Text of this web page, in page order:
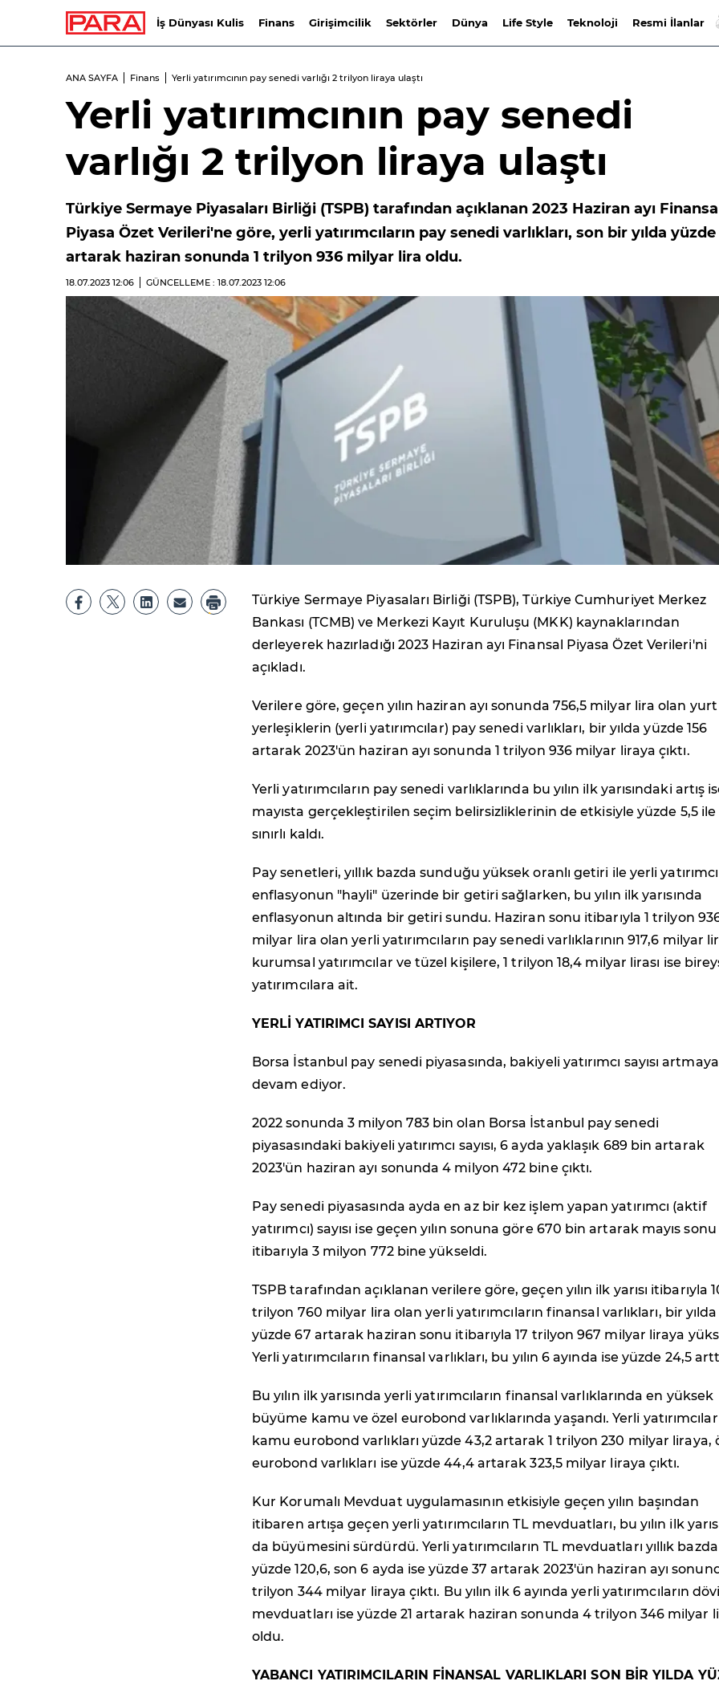
İş Dünyası Kulis Finans Girişimcilik Sektörler Dünya Life Style Teknoloji Resmi İlanlar
ANA SAYFA Finans Yerli yatırımcının pay senedi varlığı 2 trilyon liraya ulaştı
Yerli yatırımcının pay senedi
varlığı 2 trilyon liraya ulaştı
Türkiye Sermaye Piyasaları Birliği (TSPB) tarafından açıklanan 2023 Haziran ayı
Piyasa Özet Verileri'ne göre, yerli yatırımcıların pay senedi varlıkları, son bir yılda yüzde
artarak haziran sonunda 1 trilyon 936 milyar lira oldu.
18.07.2023 12:06 GÜNCELLEME : 18.07.2023 12:06
Türkiye Sermaye Piyasaları Birliği (TSPB), Türkiye Cumhuriyet Merkez
Bankası (TCMB) ve Merkezi Kayıt Kuruluşu (MKK) kaynaklarından
derleyerek hazırladığı 2023 Haziran ayı Finansal Piyasa Özet Verileri'ni
açıkladı.
Verilere göre, geçen yılın haziran ayı sonunda 756,5 milyar lira olan
yerleşiklerin (yerli yatırımcılar) pay senedi varlıkları, bir yılda yüzde 156
artarak 2023'ün haziran ayı sonunda 1 trilyon 936 milyar liraya çıktı.
Yerli yatırımcıların pay senedi varlıklarında bu yılın ilk yarısındaki artış
mayısta gerçekleştirilen seçim belirsizliklerinin de etkisiyle yüzde 5,5 ile
sınırlı kaldı.
Pay senetleri, yıllık bazda sunduğu yüksek oranlı getiri ile yerli
enflasyonun "hayli" üzerinde bir getiri sağlarken, bu yılın ilk yarısında
enflasyonun altında bir getiri sundu. Haziran sonu itibarıyla 1 trilyon
milyar lira olan yerli yatırımcıların pay senedi varlıklarının 917,6 milyar
kurumsal yatırımcılar ve tüzel kişilere, 1 trilyon 18,4 milyar lirası ise
yatırımcılara ait.
YERLİ YATIRIMCI SAYISI ARTIYOR
Borsa İstanbul pay senedi piyasasında, bakiyeli yatırımcı sayısı artmaya
devam ediyor.
2022 sonunda 3 milyon 783 bin olan Borsa İstanbul pay senedi
piyasasındaki bakiyeli yatırımcı sayısı, 6 ayda yaklaşık 689 bin artarak
2023'ün haziran ayı sonunda 4 milyon 472 bine çıktı.
Pay senedi piyasasında ayda en az bir kez işlem yapan yatırımcı (aktif
yatırımcı) sayısı ise geçen yılın sonuna göre 670 bin artarak mayıs sonu
itibarıyla 3 milyon 772 bine yükseldi.
TSPB tarafından açıklanan verilere göre, geçen yılın ilk yarısı itibarıyla
trilyon 760 milyar lira olan yerli yatırımcıların finansal varlıkları, bir yılda
yüzde 67 artarak haziran sonu itibarıyla 17 trilyon 967 milyar liraya
Yerli yatırımcıların finansal varlıkları, bu yılın 6 ayında ise yüzde 24,5
Bu yılın ilk yarısında yerli yatırımcıların finansal varlıklarında en yüksek
büyüme kamu ve özel eurobond varlıklarında yaşandı. Yerli
kamu eurobond varlıkları yüzde 43,2 artarak 1 trilyon 230 milyar liraya,
eurobond varlıkları ise yüzde 44,4 artarak 323,5 milyar liraya çıktı.
Kur Korumalı Mevduat uygulamasının etkisiyle geçen yılın başından
itibaren artışa geçen yerli yatırımcıların TL mevduatları, bu yılın ilk
da büyümesini sürdürdü. Yerli yatırımcıların TL mevduatları yıllık bazda
yüzde 120,6, son 6 ayda ise yüzde 37 artarak 2023'ün haziran ayı
trilyon 344 milyar liraya çıktı. Bu yılın ilk 6 ayında yerli yatırımcıların
mevduatları ise yüzde 21 artarak haziran sonunda 4 trilyon 346 milyar
oldu.
YABANCI YATIRIMCILARIN FİNANSAL VARLIKLARI SON BİR YILDA